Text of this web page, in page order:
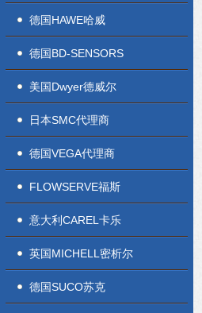
德国HAWE哈威
德国BD-SENSORS
美国Dwyer德威尔
日本SMC代理商
德国VEGA代理商
FLOWSERVE福斯
意大利CAREL卡乐
英国MICHELL密析尔
德国SUCO苏克